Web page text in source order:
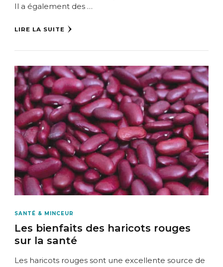
Il a également des …
LIRE LA SUITE
SANTÉ & MINCEUR
Les bienfaits des haricots rouges
sur la santé
Les haricots rouges sont une excellente source de